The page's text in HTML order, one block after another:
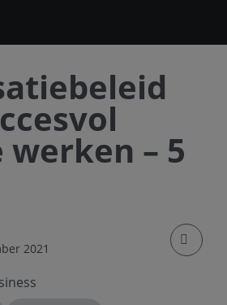
– 5
2021
klik om